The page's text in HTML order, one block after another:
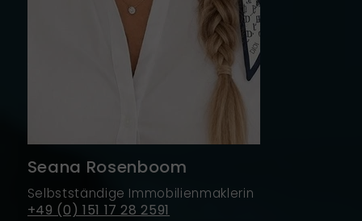
Seana Rosenboom
Selbstständige Immobilienmaklerin
+49 (0) 151 17 28 2591